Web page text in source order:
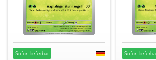
Sofort lieferbar Sofort